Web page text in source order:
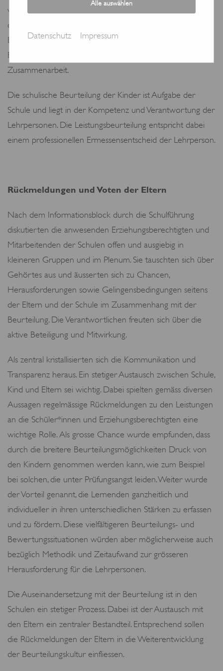
vorgegebenen Formulars zu bewerten. Das ALSV wird
dabei in acht Aspekte gegliedert: Lernbereitschaft,
Eigeninitiative, Selbstständigkeit, Selbstreflexion,
Belastbarkeit, Umgangsformen, Kommunikation,
Zusammenarbeit.
Die schulische Beurteilung der Kinder ist Aufgabe der
Schule und liegt in der Kompetenz und Verantwortung der
Lehrpersonen. Die Leistungsbeurteilung entspricht dabei
einem professionellen Ermessensentscheid der Lehrperson.
Rückmeldungen und Voten der Eltern
Nach dem Informationsblock durch die Schulführung
diskutierten die anwesenden Erziehungsberechtigten und
Mitarbeitenden der Schulen offen und ausgiebig in
kleineren Gruppen und im Plenum. Sie tauschten sich über
Gehörtes aus und äusserten sich zu Chancen,
Herausforderungen sowie Gelingensbedingungen seitens
der Eltern und der Schule im Zusammenhang mit der
Beurteilung. Die Verantwortlichen freuten sich über die
aktive Beteiligung und Mitwirkung.
Als zentral kristallisierten sich die Kommunikation und
Transparenz heraus. Ein stetiger Austausch zwischen Schule,
Kind und Eltern sei wichtig. Dabei spielten gemäss diversen
Aussagen regelmässige Rückmeldungen zu den Leistungen
an die Schüler*innen und Erziehungsberechtigten eine
wichtige Rolle. Als grosse Chance wurde empfunden, dass
durch die breitere Beurteilungsmöglichkeiten Druck von
den Kindern genommen werden kann, wie zum Beispiel
bei solchen, die unter Prüfungsangst leiden. Weiter wurde
der Vorteil genannt, die Lernenden ganzheitlich und
individueller in ihren unterschiedlichen Stärken zu erfassen
und zu fördern. Diese vielfältigeren Beurteilungs- und
Bewertungssituationen würden aber möglicherweise auch
bezüglich Methodik und Zeitaufwand zur grösseren
Herausforderung für die Lehrpersonen.
Die Auseinandersetzung mit der Beurteilung ist in den
Schulen ein stetiger Prozess. Dabei ist der Austausch mit
den Eltern ein zentraler Bestandteil. Entsprechend sollen
die Rückmeldungen der Eltern in die Weiterentwicklung
der Beurteilungskultur einfliessen.
Alle auswählen
Datenschutz Impressum